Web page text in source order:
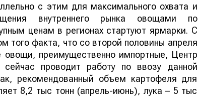
с этим для максимального охвата и
внутреннего рынка овощами по
ценам в регионах стартуют ярмарки. С
того факта, что со второй половины апреля
овощи, преимущественно импортные, Центр
проводит работу по ввозу данной
рекомендованный объем картофеля для
8,2 тыс тонн (апрель-июнь), лука – 5 тыс